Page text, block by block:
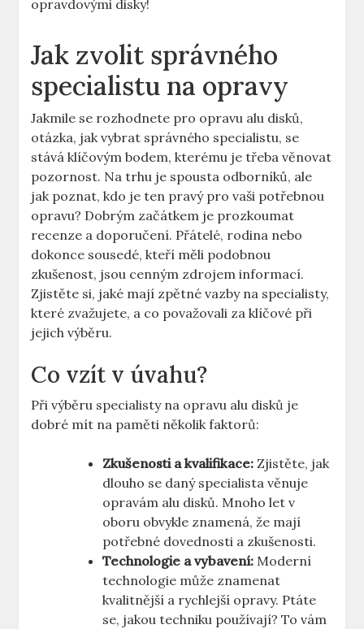
‌opravdovými disky!
Jak zvolit správného
specialistu na opravy
Jakmile se rozhodnete ⁣pro opravu alu disků,
⁤otázka, jak vybrat správného specialistu, se ​
stává klíčovým⁢ bodem, kterému je třeba věnovat
pozornost. Na trhu je spousta odborníků,​ ale​
jak poznat, kdo je ⁤ten pravý pro vaši potřebnou ​
opravu?​ Dobrým začátkem je prozkoumat
recenze a doporučení. Přátelé, rodina nebo
dokonce sousedé, kteří⁢ měli⁢ podobnou
zkušenost, jsou cenným zdrojem informací. ​
Zjistěte si, ⁣jaké mají zpětné vazby na specialisty,
které zvažujete, a co považovali za klíčové při‍
jejich výběru.
Co vzít v úvahu?
Při výběru specialisty na opravu⁤ alu ⁤disků ​je‍
dobré mít na paměti několik ⁤faktorů:
Zkušenosti a kvalifikace: Zjistěte,⁣ jak
dlouho ​se daný specialista věnuje
opravám alu disků.⁤ Mnoho let v⁣
oboru ⁤obvykle ​znamená, ⁤že mají⁣
potřebné dovednosti a zkušenosti.
Technologie a‌ vybavení: Moderní
technologie​ může znamenat ​
kvalitnější ⁢a rychlejší opravy. Ptáte
se, jakou techniku používají? To⁤ vám